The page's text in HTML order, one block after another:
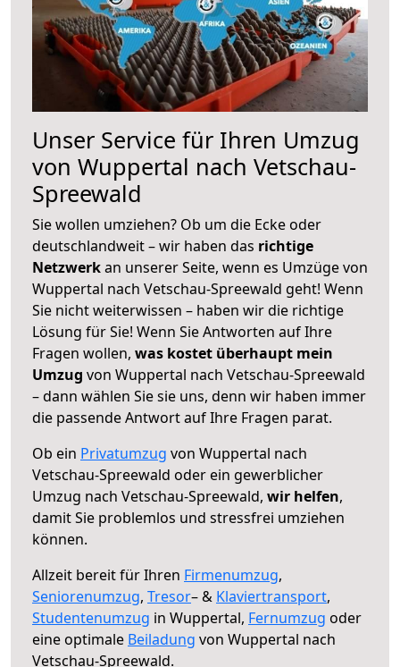
Unser Service für Ihren Umzug
von Wuppertal nach Vetschau-
Spreewald
Sie wollen umziehen? Ob um die Ecke oder
deutschlandweit – wir haben das richtige
Netzwerkan unserer Seite, wenn es Umzüge von
Wuppertal nach Vetschau-Spreewald geht! Wenn
Sie nicht weiterwissen – haben wir die richtige
Lösung für Sie! Wenn Sie Antworten auf Ihre
Fragen wollen, was kostet überhaupt mein
Umzug von Wuppertal nach Vetschau-Spreewald
– dann wählen Sie sie uns, denn wir haben immer
die passende Antwort auf Ihre Fragen parat.
Ob ein Privatumzug von Wuppertal nach
Vetschau-Spreewald oder ein gewerblicher
Umzug nach Vetschau-Spreewald, wir helfen,
damit Sie problemlos und stressfrei umziehen
können.
Allzeit bereit für Ihren Firmenumzug,
Seniorenumzug, Tresor– & Klaviertransport,
Studentenumzug in Wuppertal, Fernumzug oder
eine optimale Beiladung von Wuppertal nach
Vetschau-Spreewald.